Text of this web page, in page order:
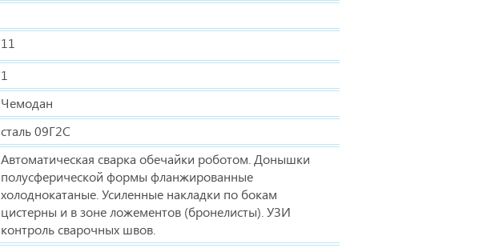
11
1
Чемодан
сталь 09Г2С
Автоматическая сварка обечайки роботом. Донышки
полусферической формы фланжированные
холоднокатаные. Усиленные накладки по бокам
цистерны и в зоне ложементов (бронелисты). УЗИ
контроль сварочных швов.